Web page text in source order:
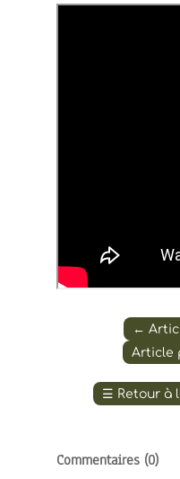
←
Article
☰ Retour à
Commentaires (0)